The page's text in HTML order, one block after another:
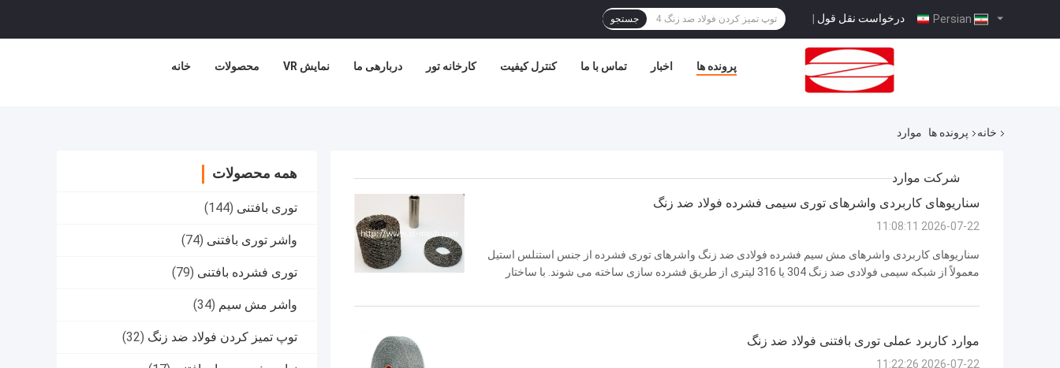
درخواست نقل قول | جستجو
خانه محصولات نمایش VR دربارهی ما کارخانه تور کنترل کیفیت تماس با ما اخبار پرونده ها
خانه پرونده ها موارد
همه محصولات
توری بافتنی (144)
واشر توری بافتنی (74)
توری فشرده بافتنی (79)
واشر مش سیم (34)
توپ تمیز کردن فولاد ضد زنگ (32)
شرکت موارد
سناریوهای کاربردی واشرهای توری سیمی فشرده فولاد ضد زنگ
2026-07-22 11:08:11
سناریوهای کاربردی واشرهای مش سیم فشرده فولادی ضد زنگ واشرهای توری فشرده از جنس استنلس استیل
معمولاً از شبکه سیمی فولادی ضد زنگ 304 یا 316 لیتری از طریق فشرده سازی ساخته می شوند. با ساختار
نویز، فیلتراسی...
موارد کاربرد عملی توری بافتنی فولاد ضد زنگ
2026-07-22 11:22:26